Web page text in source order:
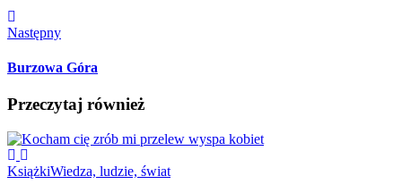
Następny
Burzowa Góra
Przeczytaj również
KsiążkiWiedza, ludzie, świat